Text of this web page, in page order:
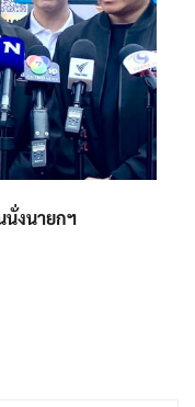
งนายกฯ